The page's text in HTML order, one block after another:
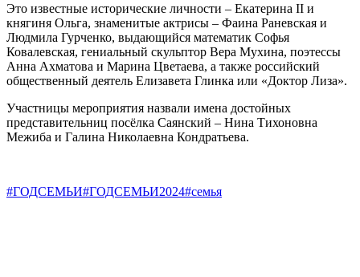
Это известные исторические личности – Екатерина II и
княгиня Ольга, знаменитые актрисы – Фаина Раневская и
Людмила Гурченко, выдающийся математик Софья
Ковалевская, гениальный скульптор Вера Мухина, поэтессы
Анна Ахматова и Марина Цветаева, а также российский
общественный деятель Елизавета Глинка или «Доктор Лиза».
Участницы мероприятия назвали имена достойных
представительниц посёлка Саянский – Нина Тихоновна
Межиба и Галина Николаевна Кондратьева.
#ГОДСЕМЬИ#ГОДСЕМЬИ2024#семья